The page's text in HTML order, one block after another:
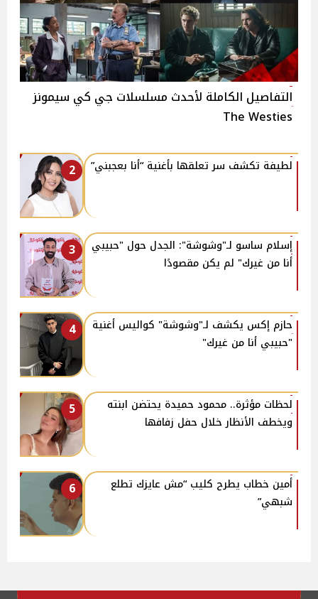
التفاصيل الكاملة لأحدث مسلسلات جي كي سيمونز
The Westies
2 لطيفة تكشف سر تعلقها بأغنية “أنا بعجبني”
3
إسلام ساسو لـ"وشوشة": الجدل حول "حبيبي
أنا من غيرك" لم يكن مقصودًا
4
حازم إكس يكشف لـ"وشوشة" كواليس أغنية
"حبيبي أنا من غيرك"
5
لحظات مؤثرة.. محمود حميدة يحتضن ابنته
ويخطف الأنظار خلال حفل زفافها
6
أمين خطاب يطرح كليب “مش عايزك تطلع
شبهي”